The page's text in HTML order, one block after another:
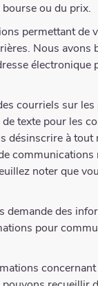
ou du prix.
permettant de
Nous avons
électronique
courriels sur
texte pour les
désinscrire à
noter que
demande des
pour